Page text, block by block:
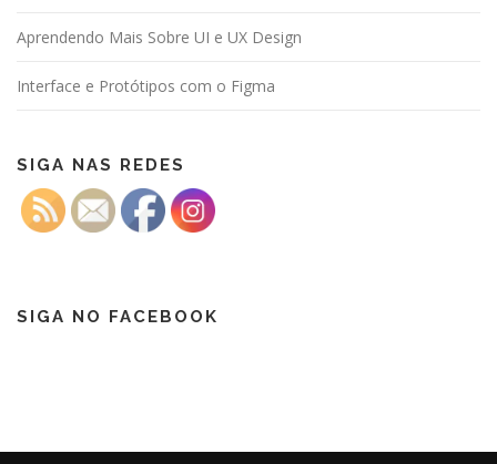
Aprendendo Mais Sobre UI e UX Design
Interface e Protótipos com o Figma
SIGA NAS REDES
SIGA NO FACEBOOK